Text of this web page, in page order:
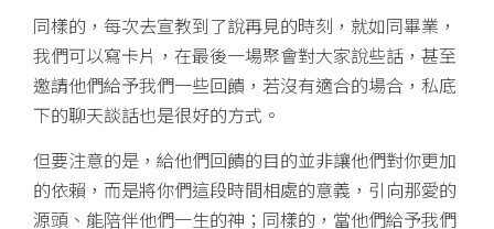
同樣的，每次去宣教到了說再見的時刻，就如同畢業，
我們可以寫卡片，在最後一場聚會對大家說些話，甚至
邀請他們給予我們一些回饋，若沒有適合的場合，私底
下的聊天談話也是很好的方式。
但要注意的是，給他們回饋的目的並非讓他們對你更加
的依賴，而是將你們這段時間相處的意義，引向那愛的
源頭、能陪伴他們一生的神；同樣的，當他們給予我們